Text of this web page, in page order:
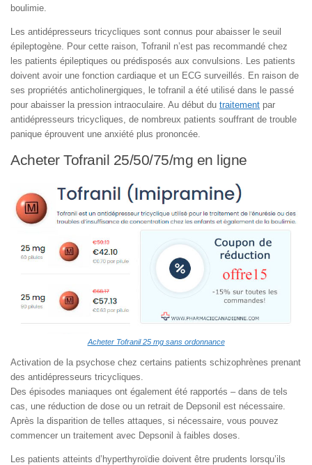
boulimie.
Les antidépresseurs tricycliques sont connus pour abaisser le seuil
épileptogène. Pour cette raison, Tofranil n’est pas recommandé chez
les patients épileptiques ou prédisposés aux convulsions. Les patients
doivent avoir une fonction cardiaque et un ECG surveillés. En raison de
ses propriétés anticholinergiques, le tofranil a été utilisé dans le passé
pour abaisser la pression intraoculaire. Au début du traitement par
antidépresseurs tricycliques, de nombreux patients souffrant de trouble
panique éprouvent une anxiété plus prononcée.
Acheter Tofranil 25/50/75/mg en ligne
Acheter Tofranil 25 mg sans ordonnance
Activation de la psychose chez certains patients schizophrènes prenant
des antidépresseurs tricycliques.
Des épisodes maniaques ont également été rapportés – dans de tels
cas, une réduction de dose ou un retrait de Depsonil est nécessaire.
Après la disparition de telles attaques, si nécessaire, vous pouvez
commencer un traitement avec Depsonil à faibles doses.
Les patients atteints d’hyperthyroïdie doivent être prudents lorsqu’ils